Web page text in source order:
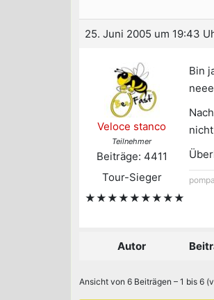
25. Juni 2005 um 19:43
Veloce stanco
Teilnehmer
Beiträge: 4411
Tour-Sieger
★★★★★★★★★
Bin
Autor
Ansicht von 6 Beiträgen – 1 bis 6